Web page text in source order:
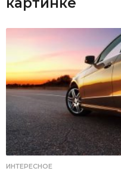
ИНТЕРЕСНОЕ